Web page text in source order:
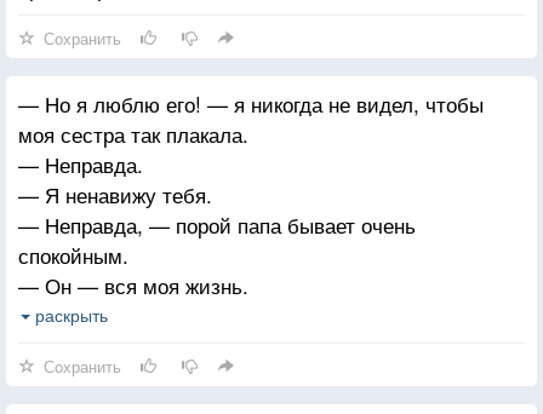
Сохранить
— Но я люблю его! — я никогда не видел, чтобы
моя сестра так плакала.
— Неправда.
— Я ненавижу тебя.
— Неправда, — порой папа бывает очень
спокойным.
— Он — вся моя жизнь.
— Никогда не говори так, о ком бы то ни было. Даже
раскрыть
Сохранить